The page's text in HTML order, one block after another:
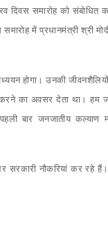
दिवस समारोह को
में प्रधानमंत्री श्री
होगा। उनकी
का अवसर देता था। हम
बार जनजातीय कल्याण
सरकारी नौकरियां कर रहे